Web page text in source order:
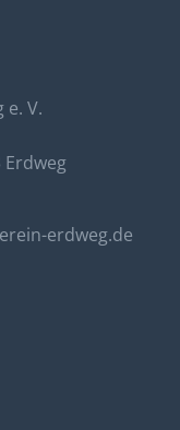
V.
Erdweg
erdweg.de